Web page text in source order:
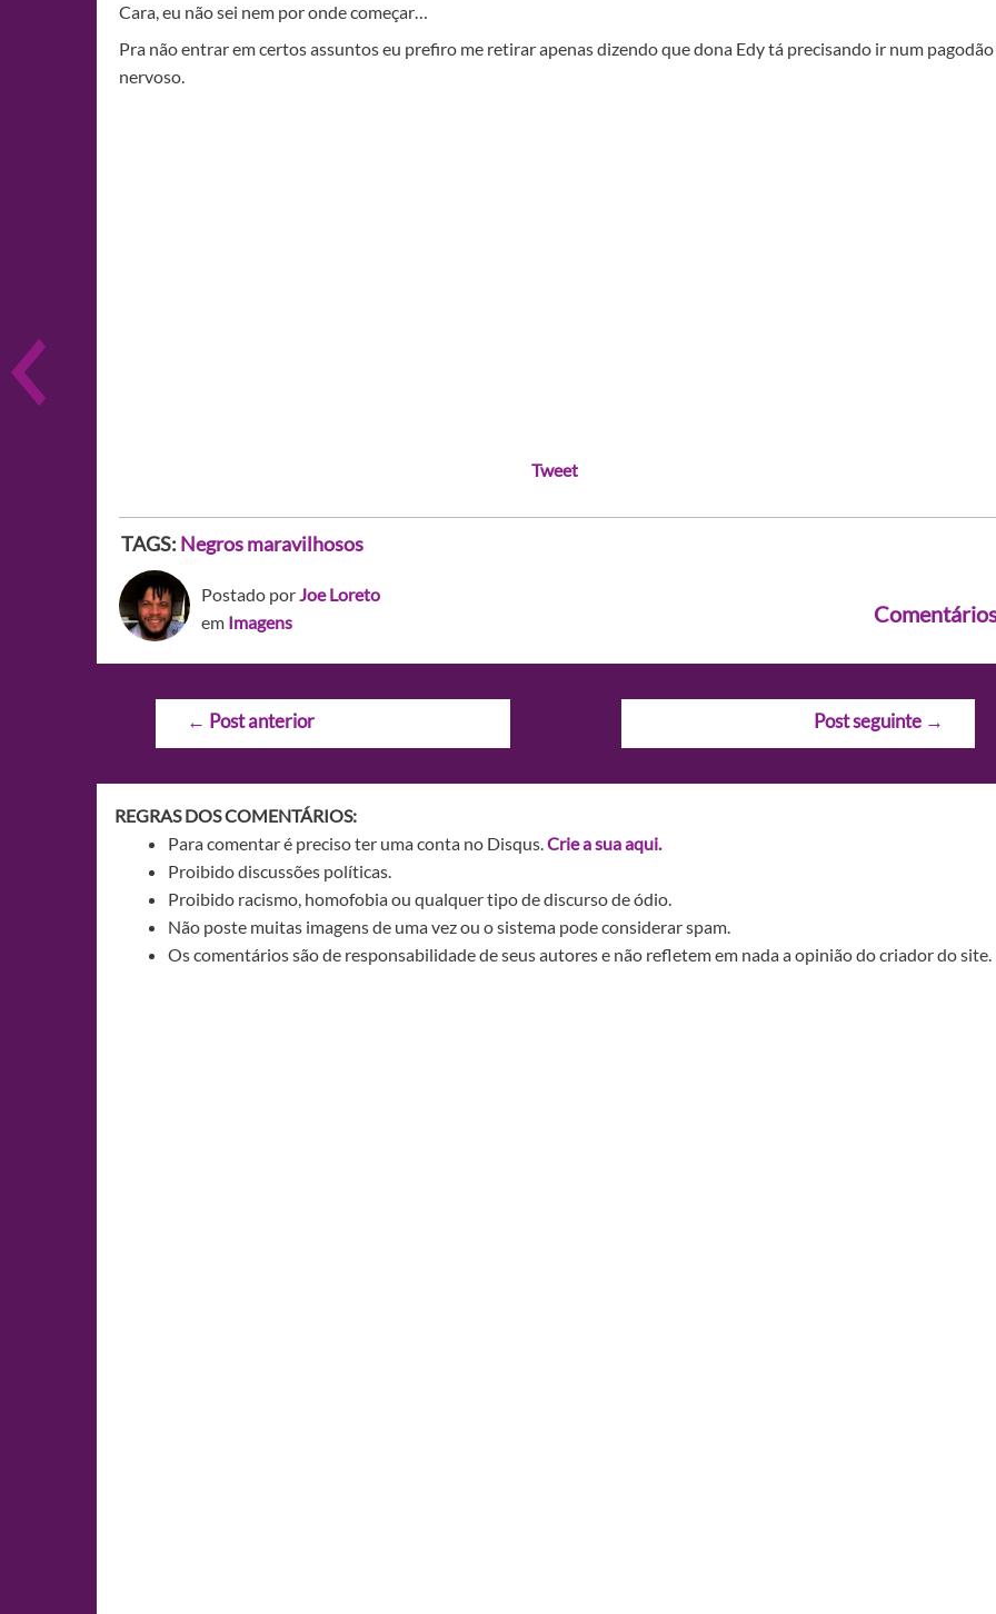
Cara, eu não sei nem por onde começar…
Pra não entrar em certos assuntos eu prefiro me retirar apenas dizendo que dona Edy tá precisando ir num pagodão
nervoso.
Tweet
TAGS: Negros maravilhosos
Postado porJoe Loreto
em Imagens
Navegação
← Post anterior Post seguinte →
REGRAS DOS COMENTÁRIOS:
Para comentar é preciso ter uma conta no Disqus.Crie a sua aqui.
Proibido discussões políticas.
Proibido racismo, homofobia ou qualquer tipo de discurso de ódio.
Não poste muitas imagens de uma vez ou o sistema pode considerar spam.
Os comentários são de responsabilidade de seus autores e não refletem em nada a opinião do criador do site.